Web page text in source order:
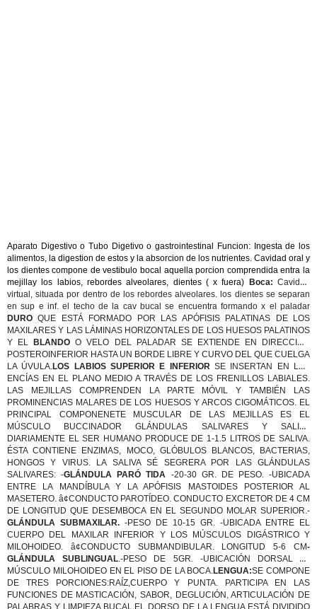
Aparato Digestivo o Tubo Digetivo o gastrointestinal Funcion: Ingesta de los
alimentos, la digestion de estos y la absorcion de los nutrientes. Cavidad oral y
los dientes compone de vestibulo bocal aquella porcion comprendida entra la
mejillay los labios, rebordes alveolares, dientes ( x fuera)
Boca:Cavidad
virtual, situada por dentro de los rebordes alveolares. los dientes se separan
en sup e inf. el techo de la cav bucal se encuentra formando x el paladar
DURO QUE ESTÁ FORMADO POR LAS APÓFISIS PALATINAS DE LOS
MAXILARES Y LAS LÁMINAS HORIZONTALES DE LOS HUESOS PALATINOS
Y EL
BLANDO O VELO DEL PALADAR SE EXTIENDE EN DIRECCIÓN
POSTEROINFERIOR HASTA UN BORDE LIBRE Y CURVO DEL QUE CUELGA
LA ÚVULA.LOS LABIOS SUPERIOR E INFERIORSE INSERTAN EN LAS
ENCÍAS EN EL PLANO MEDIO A TRAVÉS DE LOS FRENILLOS LABIALES.
LAS MEJILLAS COMPRENDEN LA PARTE MÓVIL Y TAMBIÉN LAS
PROMINENCIAS MALARES DE LOS HUESOS Y ARCOS CIGOMÁTICOS. EL
PRINCIPAL COMPONENETE MUSCULAR DE LAS MEJILLAS ES EL
MÚSCULO BUCCINADORGLÁNDULAS SALIVARES Y SALIVA
DIARIAMENTE EL SER HUMANO PRODUCE DE 1-1.5 LITROS DE SALIVA.
ÉSTA CONTIENE ENZIMAS, MOCO, GLÓBULOS BLANCOS, BACTERIAS,
HONGOS Y VIRUS. LA SALIVA SÉ SEGRERA POR LAS GLÁNDULAS
SALIVARES: -GLÁNDULA PARÓ TIDA -20-30 GR. DE PESO. -UBICADA
ENTRE LA MANDÍBULA Y LA APÓFISIS MASTOIDES POSTERIOR AL
MASETERO. â¢CONDUCTO PAROTÍDEO. CONDUCTO EXCRETOR DE 4 CM
DE LONGITUD QUE DESEMBOCA EN EL SEGUNDO MOLAR SUPERIOR.-
GLÁNDULA SUBMAXILAR. -PESO DE 10-15 GR. -UBICADA ENTRE EL
CUERPO DEL MAXILAR INFERIOR Y LOS MÚSCULOS DIGÁSTRICO Y
MILOHOIDEO. â¢CONDUCTO SUBMANDIBULAR. LONGITUD 5-6 CM-
GLÁNDULA SUBLINGUAL.-PESO DE 5GR. -UBICACIÓN DORSAL AL
MÚSCULO MILOHOIDEO EN EL PISO DE LA BOCA.LENGUA:SE COMPONE
DE TRES PORCIONES:RAÍZ,CUERPO Y PUNTA. PARTICIPA EN LAS
FUNCIONES DE MASTICACIÓN, SABOR, DEGLUCIÓN, ARTICULACIÓN DE
PALABRAS Y LIMPIEZA BUCAL.EL DORSO DE LA LENGUA ESTÁ DIVIDIDO